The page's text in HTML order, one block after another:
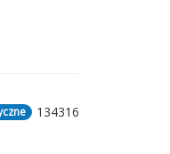
134316